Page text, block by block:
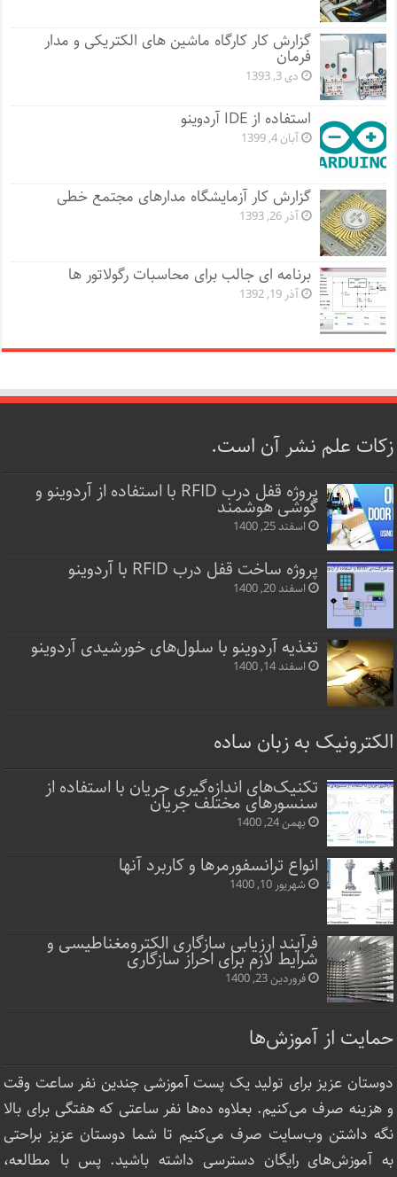
گزارش کار کارگاه ماشین های الکتریکی و مدار
فرمان
دی 3, 1393
استفاده از IDE آردوینو
آبان 4, 1399
گزارش کار آزمایشگاه مدارهای مجتمع خطی
آذر 26, 1393
برنامه ای جالب برای محاسبات رگولاتور ها
آذر 19, 1392
زکات علم نشر آن است.
پروژه قفل‌ درب RFID با استفاده از آردوینو و
گوشی هوشمند
اسفند 25, 1400
پروژه ساخت قفل‌ درب RFID با آردوینو
اسفند 20, 1400
تغذیه آردوینو با سلول‌های خورشیدی آردوینو
اسفند 14, 1400
الکترونیک به زبان ساده
تکنیک‌های اندازه‌گیری جریان با استفاده از
سنسورهای مختلف جریان
بهمن 24, 1400
انواع ترانسفورمرها و کاربرد آنها
شهریور 10, 1400
فرآیند ارزیابی سازگاری الکترومغناطیسی و
شرایط لازم برای احراز سازگاری
فروردین 23, 1400
حمایت از آموزش‌ها
دوستان عزیز برای تولید یک پست آموزشی چندین نفر ساعت‌ وقت
و هزینه صرف می‌کنیم. بعلاوه ده‌ها نفر ساعتی که هفتگی برای بالا
نگه داشتن وب‌سایت صرف ‌می‌کنیم تا شما دوستان عزیز براحتی
به آموزش‌های رایگان دسترسی داشته باشید. پس با مطالعه،